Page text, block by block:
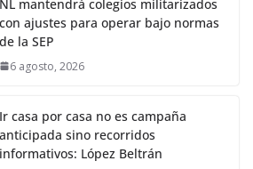
NL mantendrá colegios militarizados
con ajustes para operar bajo normas
de la SEP
6 agosto, 2026
Ir casa por casa no es campaña
anticipada sino recorridos
informativos: López Beltrán